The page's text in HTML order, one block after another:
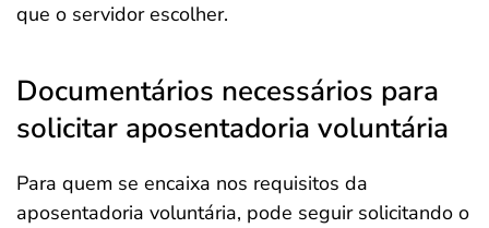
que o servidor escolher.
Documentários necessários para
solicitar aposentadoria voluntária
Para quem se encaixa nos requisitos da
aposentadoria voluntária, pode seguir solicitando o